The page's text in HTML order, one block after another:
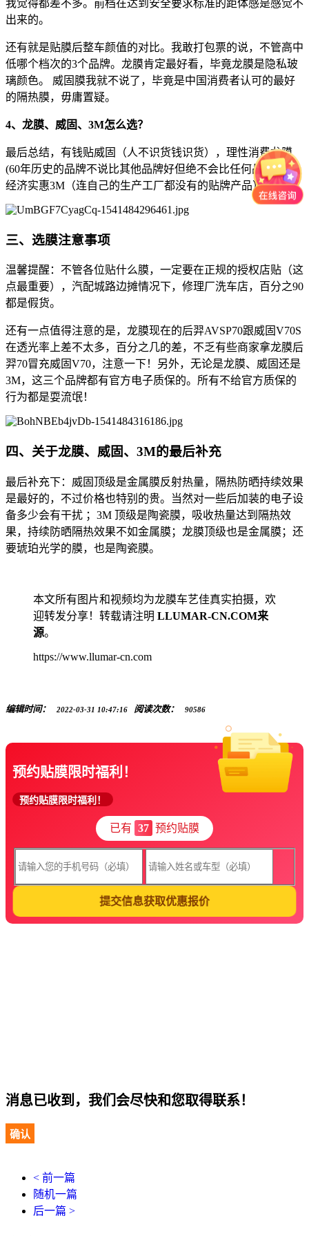
我觉得都差不多。前档在达到安全要求标准的距体感是感觉不
出来的。
还有就是贴膜后整车颜值的对比。我敢打包票的说，不管高中
低哪个档次的3个品牌。龙膜肯定最好看，毕竟龙膜是隐私玻
璃颜色。 威固膜我就不说了，毕竟是中国消费者认可的最好
的隔热膜，毋庸置疑。
4、龙膜、威固、3M怎么选？
最后总结，有钱贴威固（人不识货钱识货），理性消费龙膜
(60年历史的品牌不说比其他品牌好但绝不会比任何品牌差)，
经济实惠3M（连自己的生产工厂都没有的贴牌产品）。
三、选膜注意事项
温馨提醒：不管各位贴什么膜，一定要在正规的授权店贴（这
点最重要），汽配城路边摊情况下，修理厂洗车店，百分之90
都是假货。
还有一点值得注意的是，龙膜现在的后羿AVSP70跟威固V70S
在透光率上差不太多，百分之几的差，不乏有些商家拿龙膜后
羿70冒充威固V70，注意一下！另外，无论是龙膜、威固还是
3M，这三个品牌都有官方电子质保的。所有不给官方质保的
行为都是耍流氓！
四、关于龙膜、威固、3M的最后补充
最后补充下：威固顶级是金属膜反射热量，隔热防晒持续效果
是最好的，不过价格也特别的贵。当然对一些后加装的电子设
备多少会有干扰 ；3M 顶级是陶瓷膜，吸收热量达到隔热效
果，持续防晒隔热效果不如金属膜；龙膜顶级也是金属膜；还
要琥珀光学的膜，也是陶瓷膜。
本文所有图片和视频均为龙膜车艺佳真实拍摄，欢
迎转发分享！转载请注明 LLUMAR-CN.COM来
源。
https://www.llumar-cn.com
编辑时间： 2022-03-31 10:47:16 阅读次数： 90586
预约贴膜限时福利！
预约贴膜限时福利！
已有 37 预约贴膜
提交信息获取优惠报价
消息已收到，我们会尽快和您取得联系！
确认
< 前一篇
随机一篇
后一篇 >